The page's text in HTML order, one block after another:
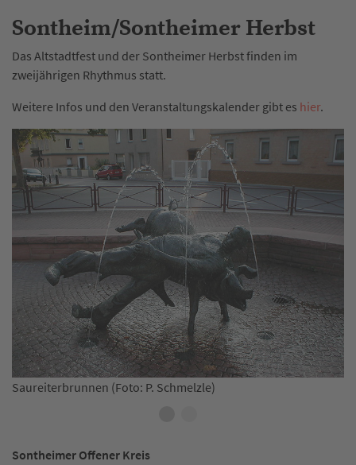
Sontheim/Sontheimer Herbst
Das Altstadtfest und der Sontheimer Herbst finden im
zweijährigen Rhythmus statt.
Weitere Infos und den Veranstaltungskalender gibt es hier.
Bürgeramt Sontheim
Sontheimer Offener Kreis